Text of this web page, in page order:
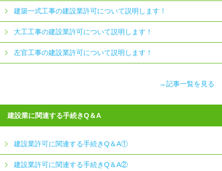
建築一式工事の建設業許可について説明します！
大工工事の建設業許可について説明します！
左官工事の建設業許可について説明します！
→記事一覧を見る
建設業に関連する手続きQ＆A
建設業許可に関連する手続きQ＆A①
建設業許可に関連する手続きQ＆A②